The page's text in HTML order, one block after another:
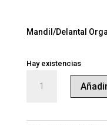
Mandil/Delantal
Hay existencias
Mandil/Delantal
Organic